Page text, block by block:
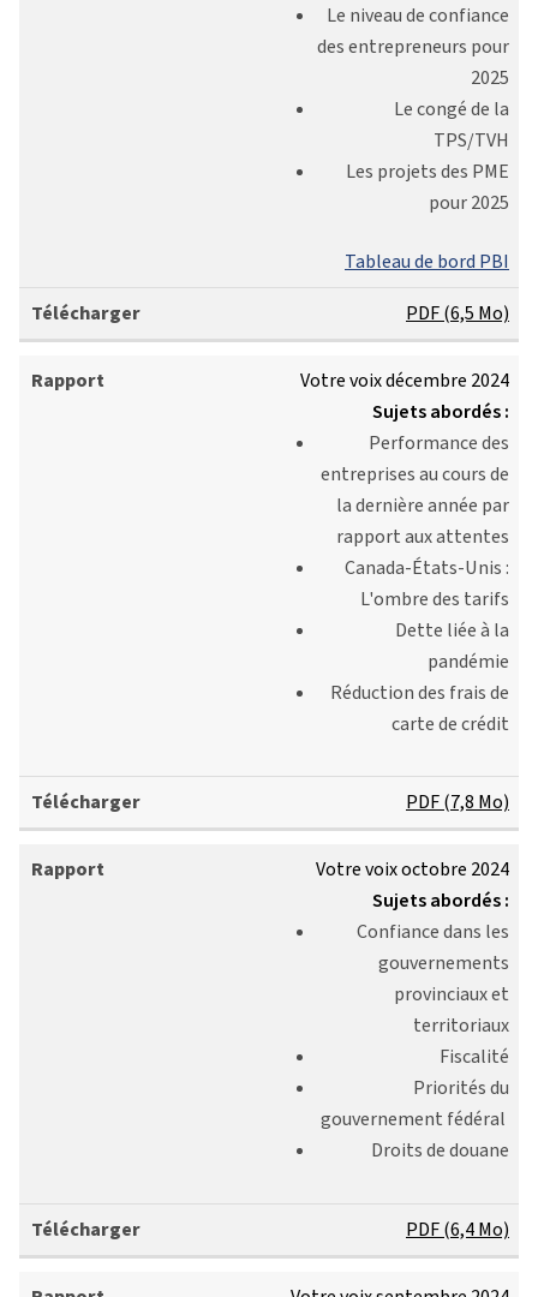
Le niveau de confiance
des entrepreneurs pour
2025
Le congé de la
TPS/TVH
Les projets des PME
pour 2025
Tableau de bord PBI
PDF (6,5 Mo)
Votre voix décembre 2024
Sujets abordés :
Performance des
entreprises au cours de
la dernière année par
rapport aux attentes
Canada-États-Unis :
L'ombre des tarifs
Dette liée à la
pandémie
Réduction des frais de
carte de crédit
PDF (7,8 Mo)
Votre voix octobre 2024
Sujets abordés :
Confiance dans les
gouvernements
provinciaux et
territoriaux
Fiscalité
Priorités du
gouvernement fédéral
Droits de douane
PDF (6,4 Mo)